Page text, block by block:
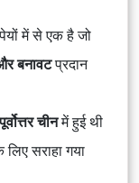
में से एक है जो
बनावटप्रदान
चीनमें हुई थी
सराहा गया